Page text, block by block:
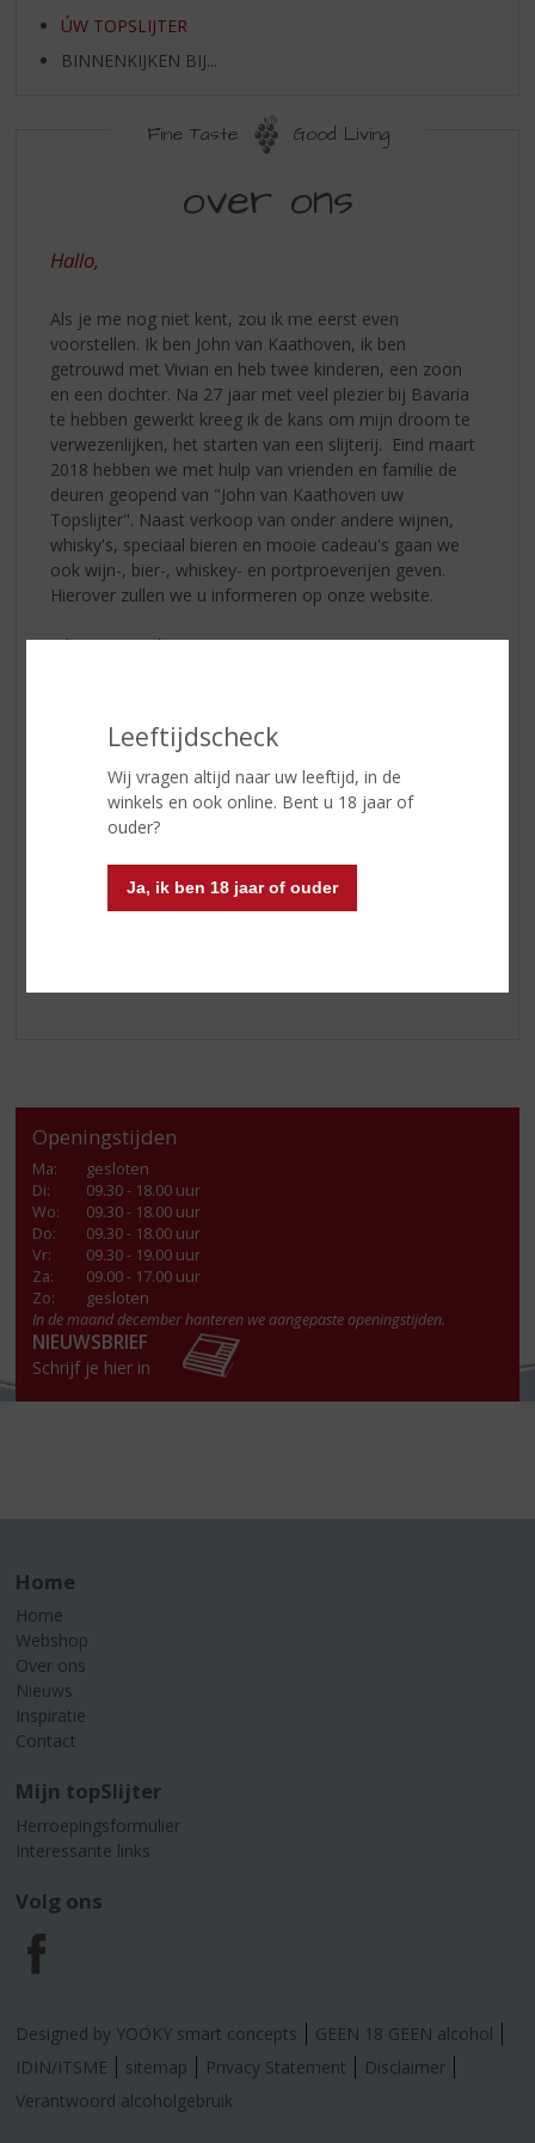
Leeftijdscheck
Wij vragen altijd naar uw leeftijd, in de
winkels en ook online. Bent u 18 jaar of
ouder?
Ja, ik ben 18 jaar of ouder
ÚW TOPSLIJTER
BINNENKIJKEN BIJ...
Fine Taste Good Living
TOPSLIJTERover ons
Hallo,
Als je me nog niet kent, zou ik me eerst even
voorstellen. Ik ben John van Kaathoven, ik ben
getrouwd met Vivian en heb twee kinderen, een zoon
en een dochter. Na 27 jaar met veel plezier bij Bavaria
te hebben gewerkt kreeg ik de kans om mijn droom te
verwezenlijken, het starten van een slijterij. Eind maart
2018 hebben we met hulp van vrienden en familie de
deuren geopend van "John van Kaathoven uw
Topslijter". Naast verkoop van onder andere wijnen,
whisky's, speciaal bieren en mooie cadeau's gaan we
ook wijn-, bier-, whiskey- en portproeverijen geven.
Hierover zullen we u informeren op onze website.
John van Kaathoven
Openingstijden
Ma:
gesloten
Di:
09.30 - 18.00 uur
Wo:
09.30 - 18.00 uur
Do:
09.30 - 18.00 uur
Vr:
09.30 - 19.00 uur
Za:
09.00 - 17.00 uur
Zo:
gesloten
In de maand december hanteren we aangepaste openingstijden.
NIEUWSBRIEF
Schrijf je hier in
Home
Home
Webshop
Over ons
Nieuws
Inspiratie
Contact
Mijn topSlijter
Herroepingsformulier
Interessante links
Volg ons
F
a
c
Designed by YOOKY smart concepts
GEEN 18 GEEN alcohol
IDIN/ITSME
sitemap Privacy Statement
Disclaimer
Verantwoord alcoholgebruik